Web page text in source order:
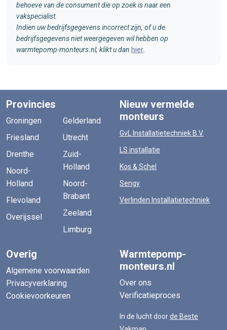
behoeve van de consument die op zoek is naar een
vakspecialist.
Indien uw bedrijfsgegevens incorrect zijn, of u de
bedrijfsgegevens niet weergegeven wil hebben op
warmtepomp-monteurs.nl, klikt u dan hier
Provincies
Groningen
Friesland
Drenthe
Noord-
Holland
Flevoland
Overijssel
Gelderland
Utrecht
Zuid-
Holland
Noord-
Brabant
Zeeland
Limburg
Nieuw vermelde
monteurs
GvL Installatietechniek B.V.
LS installatie
Kos & Schel
Sengy
Verlinden Installatietechniek
Overig
Algemene voorwaarden
Privacyverklaring
Cookievoorkeuren
Warmtepomp-
monteurs.nl
Over ons
Verificatieproces
In de lucht doorde Beste